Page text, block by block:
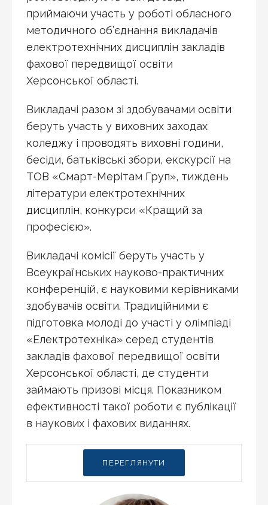
приймаючи участь у роботі обласного
методичного об’єднання викладачів
електротехнічних дисциплін закладів
фахової передвищої освіти
Херсонської області.
Викладачі разом зі здобувачами освіти
беруть участь у виховних заходах
коледжу і проводять виховні години,
бесіди, батьківські збори, екскурсії на
ТОВ «Смарт-Мерітам Груп», тиждень
літератури електротехнічних
дисциплін, конкурси «Кращий за
професією».
Викладачі комісії беруть участь у
Всеукраїнських науково-практичних
конференцій, є науковими керівниками
здобувачів освіти. Традиційними є
підготовка молоді до участі у олімпіаді
«Електротехніка» серед студентів
закладів фахової передвищої освіти
Херсонської області, де студенти
займають призові місця. Показником
ефективності такої роботи є публікації
в наукових і фахових виданнях.
ПЕРЕГЛЯНУТИ